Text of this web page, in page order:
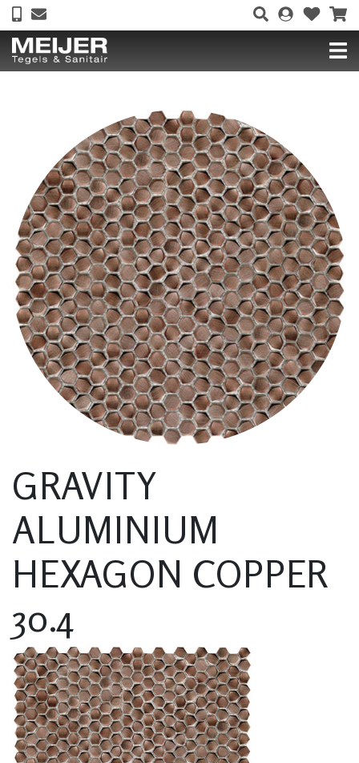
GRAVITY
ALUMINIUM
HEXAGON COPPER
30.4